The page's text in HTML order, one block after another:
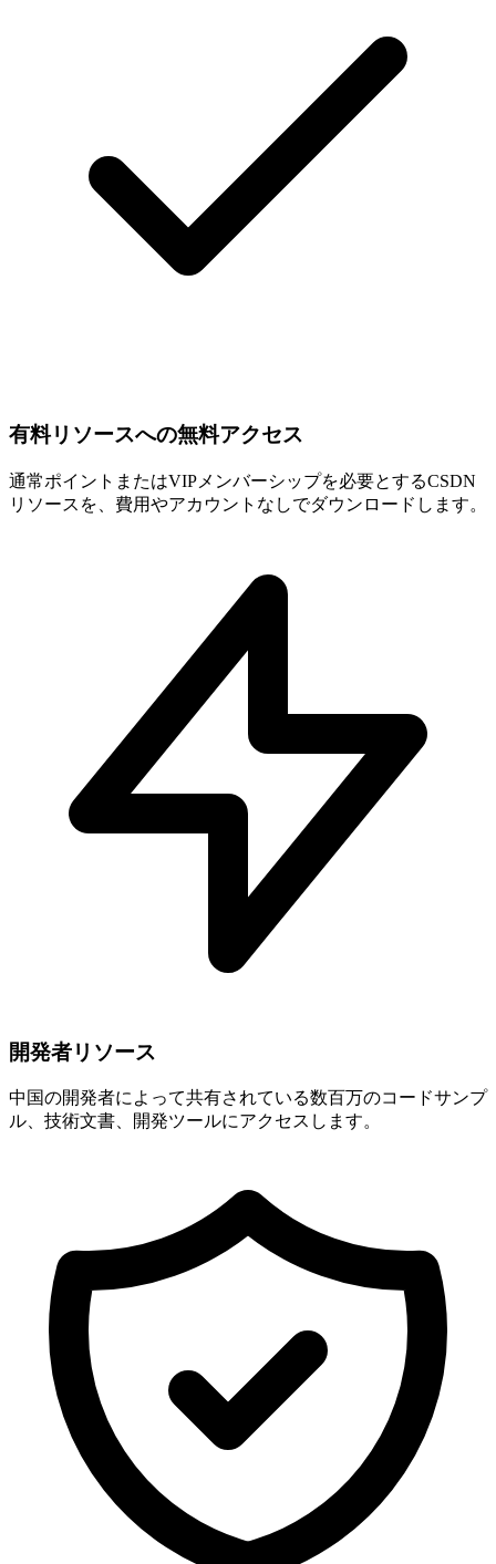
有料リソースへの無料アクセス
通常ポイントまたはVIPメンバーシップを必要とするCSDN
リソースを、費用やアカウントなしでダウンロードします。
開発者リソース
中国の開発者によって共有されている数百万のコードサンプ
ル、技術文書、開発ツールにアクセスします。